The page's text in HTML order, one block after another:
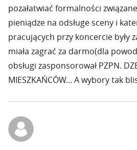
pozałatwiać formalności
pieniądze na odsługe sceny i
pracujących przy koncercie były
miała zagrać za darmo(dla
obsługi zasponsorował PZPN.
MIESZKAŃCÓW... A wybory tak